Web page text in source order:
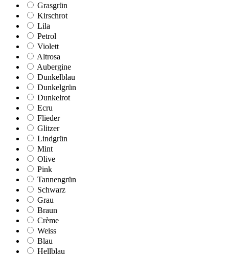
Grasgrün
Kirschrot
Lila
Petrol
Violett
Altrosa
Aubergine
Dunkelblau
Dunkelgrün
Dunkelrot
Ecru
Flieder
Glitzer
Lindgrün
Mint
Olive
Pink
Tannengrün
Schwarz
Grau
Braun
Crème
Weiss
Blau
Hellblau